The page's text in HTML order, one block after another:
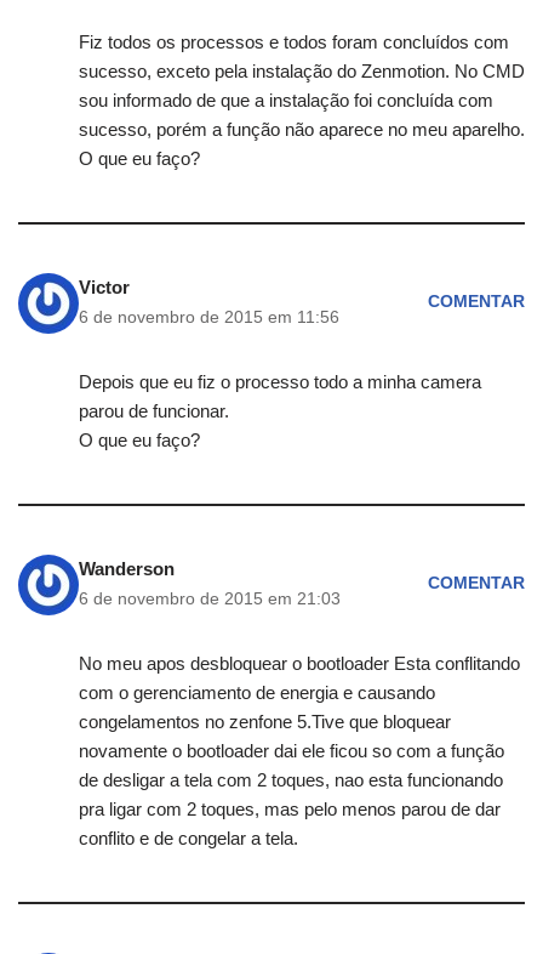
Fiz todos os processos e todos foram concluídos com
sucesso, exceto pela instalação do Zenmotion. No CMD
sou informado de que a instalação foi concluída com
sucesso, porém a função não aparece no meu aparelho.
O que eu faço?
Victor
6 de novembro de 2015 em 11:56
COMENTAR
Depois que eu fiz o processo todo a minha camera
parou de funcionar.
O que eu faço?
Wanderson
6 de novembro de 2015 em 21:03
COMENTAR
No meu apos desbloquear o bootloader Esta conflitando
com o gerenciamento de energia e causando
congelamentos no zenfone 5.Tive que bloquear
novamente o bootloader dai ele ficou so com a função
de desligar a tela com 2 toques, nao esta funcionando
pra ligar com 2 toques, mas pelo menos parou de dar
conflito e de congelar a tela.